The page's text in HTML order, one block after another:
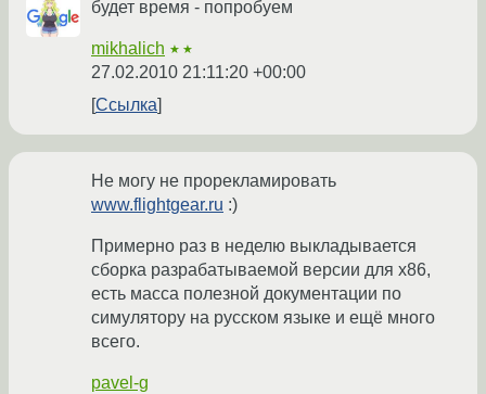
будет время - попробуем
mikhalich ★★
27.02.2010 21:11:20 +00:00
Ссылка
Не могу не прорекламировать
www.flightgear.ru :)
Примерно раз в неделю выкладывается
сборка разрабатываемой версии для x86,
есть масса полезной документации по
симулятору на русском языке и ещё много
всего.
pavel-g